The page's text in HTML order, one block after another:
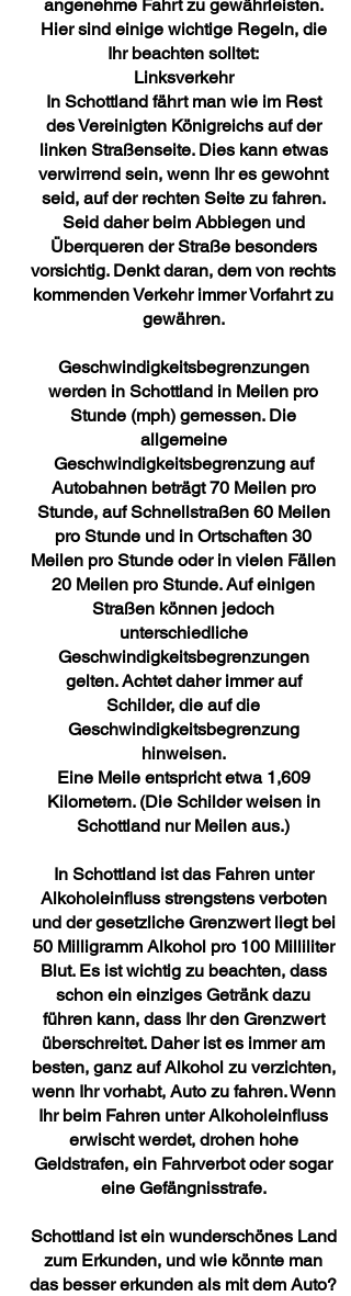
angenehme Fahrt zu gewährleisten.
Hier sind einige wichtige Regeln, die
Ihr beachten solltet:
Linksverkehr
In Schottland fährt man wie im Rest
des Vereinigten Königreichs auf der
linken Straßenseite. Dies kann etwas
verwirrend sein, wenn Ihr es gewohnt
seid, auf der rechten Seite zu fahren.
Seid daher beim Abbiegen und
Überqueren der Straße besonders
vorsichtig. Denkt daran, dem von rechts
kommenden Verkehr immer Vorfahrt zu
gewähren.
Geschwindigkeitsbegrenzungen
werden in Schottland in Meilen pro
Stunde (mph) gemessen. Die
allgemeine
Geschwindigkeitsbegrenzung auf
Autobahnen beträgt 70 Meilen pro
Stunde, auf Schnellstraßen 60 Meilen
pro Stunde und in Ortschaften 30
Meilen pro Stunde oder in vielen Fällen
20 Meilen pro Stunde. Auf einigen
Straßen können jedoch
unterschiedliche
Geschwindigkeitsbegrenzungen
gelten. Achtet daher immer auf
Schilder, die auf die
Geschwindigkeitsbegrenzung
hinweisen.
Eine Meile entspricht etwa 1,609
Kilometern. (Die Schilder weisen in
Schottland nur Meilen aus.)
In Schottland ist das Fahren unter
Alkoholeinfluss strengstens verboten
und der gesetzliche Grenzwert liegt bei
50 Milligramm Alkohol pro 100 Milliliter
Blut. Es ist wichtig zu beachten, dass
schon ein einziges Getränk dazu
führen kann, dass Ihr den Grenzwert
überschreitet. Daher ist es immer am
besten, ganz auf Alkohol zu verzichten,
wenn Ihr vorhabt, Auto zu fahren. Wenn
Ihr beim Fahren unter Alkoholeinfluss
erwischt werdet, drohen hohe
Geldstrafen, ein Fahrverbot oder sogar
eine Gefängnisstrafe.
Schottland ist ein wunderschönes Land
zum Erkunden, und wie könnte man
das besser erkunden als mit dem Auto?